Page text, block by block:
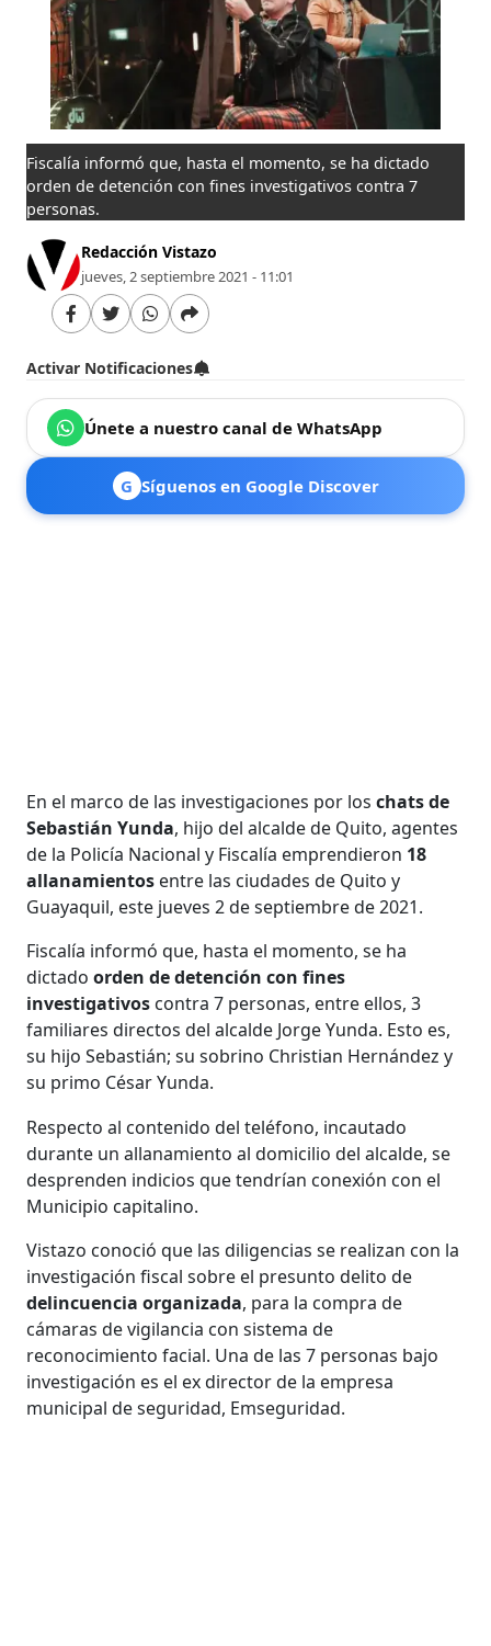
Fiscalía informó que, hasta el momento, se ha dictado
orden de detención con fines investigativos contra 7
personas.
Redacción Vistazo
jueves, 2 septiembre 2021 - 11:01
Activar Notificaciones
Únete a nuestro canal de WhatsApp
G Síguenos en Google Discover
En el marco de las investigaciones por loschats de
Sebastián Yunda, hijo del alcalde de Quito, agentes
de la Policía Nacional y Fiscalía emprendieron 18
allanamientos entre las ciudades de Quito y
Guayaquil, este jueves 2 de septiembre de 2021.
Fiscalía informó que, hasta el momento, se ha
dictadoorden de detención con fines
investigativos contra 7 personas, entre ellos, 3
familiares directos del alcalde Jorge Yunda. Esto es,
su hijo Sebastián; su sobrino Christian Hernández y
su primo César Yunda.
Respecto al contenido del teléfono, incautado
durante un allanamiento al domicilio del alcalde, se
desprenden indicios que tendrían conexión con el
Municipio capitalino.
Vistazo conoció que las diligencias se realizan con la
investigación fiscal sobre el presunto delito de
delincuencia organizada, para la compra de
cámaras de vigilancia con sistema de
reconocimiento facial. Una de las 7 personas bajo
investigación es el ex director de la empresa
municipal de seguridad, Emseguridad.